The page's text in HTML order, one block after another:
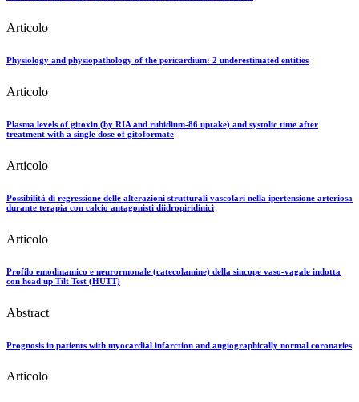
Articolo
Physiology and physiopathology of the pericardium: 2 underestimated entities
Articolo
Plasma levels of gitoxin (by RIA and rubidium-86 uptake) and systolic time after
treatment with a single dose of gitoformate
Articolo
Possibilità di regressione delle alterazioni strutturali vascolari nella ipertensione arteriosa
durante terapia con calcio antagonisti diidropiridinici
Articolo
Profilo emodinamico e neurormonale (catecolamine) della sincope vaso-vagale indotta
con head up Tilt Test (HUTT)
Abstract
Prognosis in patients with myocardial infarction and angiographically normal coronaries
Articolo